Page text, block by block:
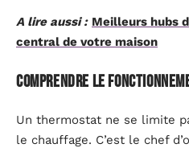
A lire aussi : Meilleurs hubs
central de votre maison
Comprendre le
Un thermostat ne se limite
le chauffage. C’est le chef